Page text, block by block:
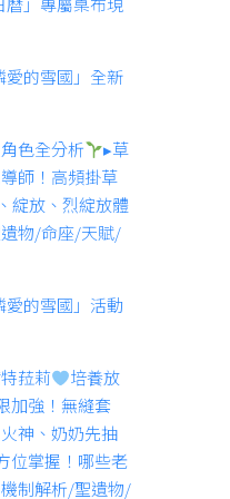
愛的雪國」全新
色全分析
▸草
師！高頻掛草
綻放、烈綻放體
物/命座/天賦/
愛的雪國」活動
菈莉
培養放
加強！無縫套
神、奶奶先抽
位掌握！哪些老
制解析/聖遺物/